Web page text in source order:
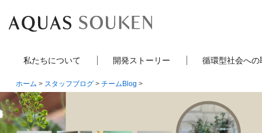
私たちについて 開発ストーリー 循環型社会への
ホーム > スタッフブログ > チームBlog >